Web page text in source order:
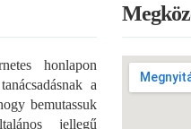
honlapon
a
bemutassuk
jellegű